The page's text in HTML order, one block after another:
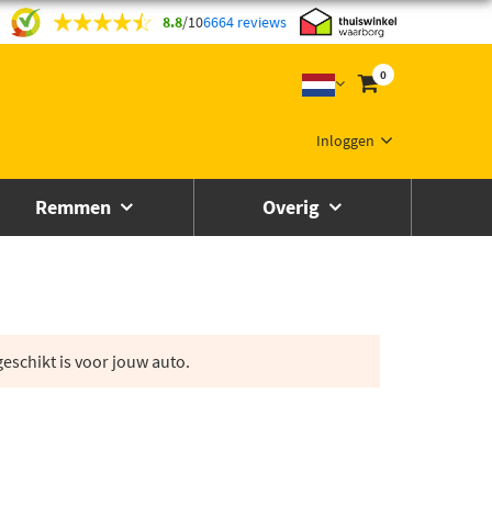
8.8/106664 reviews
0
Inloggen
Remmen Overig
is voor jouw auto.